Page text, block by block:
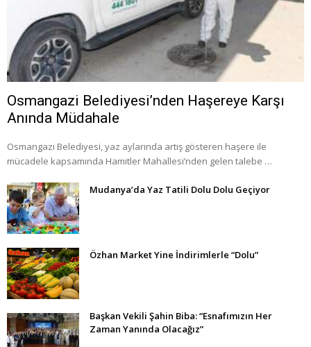
Osmangazi Belediyesi’nden Haşereye Karşı
Anında Müdahale
Osmangazi Belediyesi, yaz aylarında artış gösteren haşere ile
mücadele kapsamında Hamitler Mahallesi’nden gelen talebe …
Mudanya’da Yaz Tatili Dolu Dolu Geçiyor
Özhan Market Yine İndirimlerle “Dolu”
Başkan Vekili Şahin Biba: “Esnafımızın Her
Zaman Yanında Olacağız”